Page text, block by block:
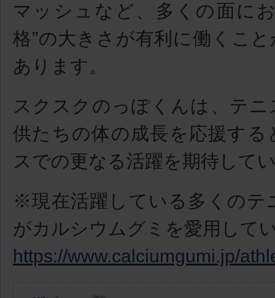
マッシュなど、多くの面に
格”の大きさが有利に働くこ
あります。
スクスクのっぽくんは、テ
供たちの体の成長を応援する
スでの更なる活躍を期待して
※現在活躍している多くのテ
がカルシウムグミを愛用して
https://www.calciumgumi.jp/